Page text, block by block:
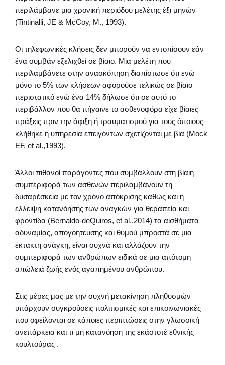
περιλάμβανε μια χρονική περιόδου μελέτης έξι μηνών
(Tintinalli, JE & McCoy, M., 1993).
Οι τηλεφωνικές κλήσεις δεν μπορούν να εντοπίσουν εάν
ένα συμβάν εξελιχθεί σε βίαιο. Μια μελέτη που
περιλαμβάνετε στην ανασκόπηση διαπίστωσε ότι ενώ
μόνο το 5% των κλήσεων αφορούσε τελικώς σε βίαιο
περιστατικό ενώ ένα 14% δήλωσε ότι σε αυτό το
περιβάλλον που θα πήγαινε το ασθενοφόρα είχε βίαιες
πράξεις πριν την άφιξη ή τραυματισμού για τους όποιους
κλήθηκε η υπηρεσία επειγόντων σχετίζονται με βία (Mock
EF. et al.,1993).
Άλλοι πιθανοί παράγοντες που συμβάλλουν στη βίαιη
συμπεριφορά των ασθενών περιλαμβάνουν τη
δυσαρέσκεια με τον χρόνο απόκρισης καθώς και η
έλλειψη κατανόησης των αναγκών για θεραπεία και
φροντίδα (Bernaldo-deQuiros, et al.,2014) τα αισθήματα
αδυναμίας, απογοήτευσης και θυμού μπροστά σε μια
έκτακτη ανάγκη, είναι συχνά και αλλάζουν την
συμπεριφορά των ανθρώπων ειδικά σε μια απότομη
απώλειά ζωής ενός αγαπημένου ανθρώπου.
Στις μέρες μας με την συχνή μετακίνηση πληθυσμών
υπάρχουν συγκρούσεις πολιτισμικές και επικοινωνιακές
που οφείλονται σε κάποιες περιπτώσεις στην γλωσσική
ανεπάρκεια και τι μη κατανόηση της εκάστοτέ εθνικής
κουλτούρας .